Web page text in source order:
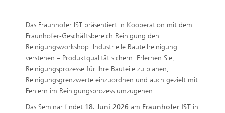
Das Fraunhofer IST präsentiert in Kooperation mit dem
Fraunhofer-Geschäftsbereich Reinigung den
Reinigungsworkshop: Industrielle Bauteilreinigung
verstehen – Produktqualität sichern. Erlernen Sie,
Reinigungsprozesse für Ihre Bauteile zu planen,
Reinigungsgrenzwerte einzuordnen und auch gezielt mit
Fehlern im Reinigungsprozess umzugehen.
Das Seminar findet 18. Juni 2026 am Fraunhofer IST in